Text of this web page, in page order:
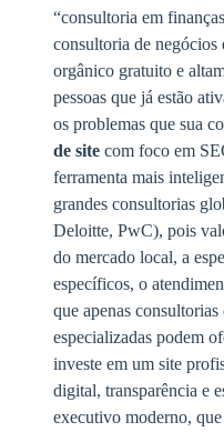
“consultoria em
consultoria de
orgânico gratuito e
pessoas que já estão
os problemas que sua
de site com foco em
ferramenta mais
grandes consultorias
Deloitte, PwC), pois
do mercado local, a
específicos, o
que apenas
especializadas podem
investe em um site
digital, transparência e
executivo moderno,